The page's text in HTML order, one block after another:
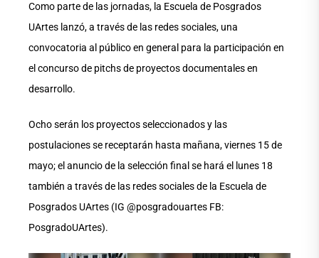
Como parte de las jornadas, la Escuela de Posgrados
UArtes lanzó, a través de las redes sociales, una
convocatoria al público en general para la participación en
el concurso de pitchs de proyectos documentales en
desarrollo.
Ocho serán los proyectos seleccionados y las
postulaciones se receptarán hasta mañana, viernes 15 de
mayo; el anuncio de la selección final se hará el lunes 18
también a través de las redes sociales de la Escuela de
Posgrados UArtes (IG @posgradouartes FB:
PosgradoUArtes).